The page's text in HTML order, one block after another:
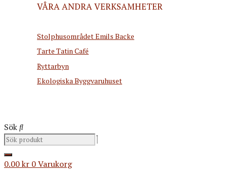
VÅRA ANDRA VERKSAMHETER
Stolphusområdet Emils Backe
Tarte Tatin Café
Ryttarbyn
Ekologiska Byggvaruhuset
Sök
0.00kr 0Varukorg